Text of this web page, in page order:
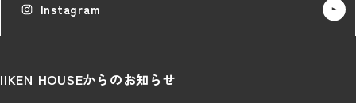
Instagram
IIKEN HOUSEからのお知らせ